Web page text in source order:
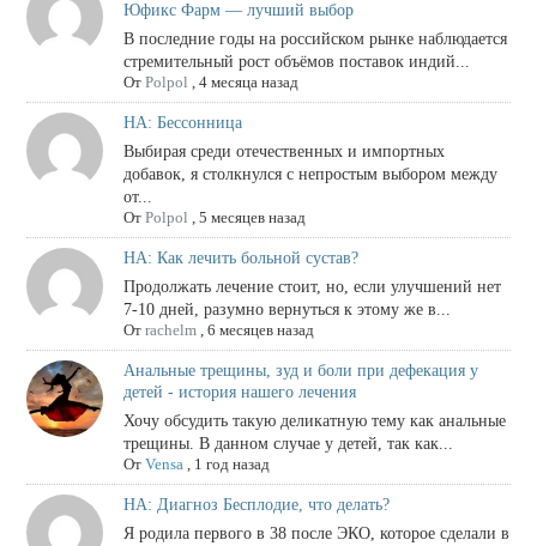
Юфикс Фарм — лучший выбор
В последние годы на российском рынке наблюдается
стремительный рост объёмов поставок индий...
От Polpol , 4 месяца назад
НА: Бессонница
Выбирая среди отечественных и импортных
добавок, я столкнулся с непростым выбором между
от...
От Polpol , 5 месяцев назад
НА: Как лечить больной сустав?
Продолжать лечение стоит, но, если улучшений нет
7-10 дней, разумно вернуться к этому же в...
От rachelm, 6 месяцев назад
Анальные трещины, зуд и боли при дефекация у
детей - история нашего лечения
Хочу обсудить такую деликатную тему как анальные
трещины. В данном случае у детей, так как...
От Vensa, 1 год назад
НА: Диагноз Бесплодие, что делать?
Я родила первого в 38 после ЭКО, которое сделали в